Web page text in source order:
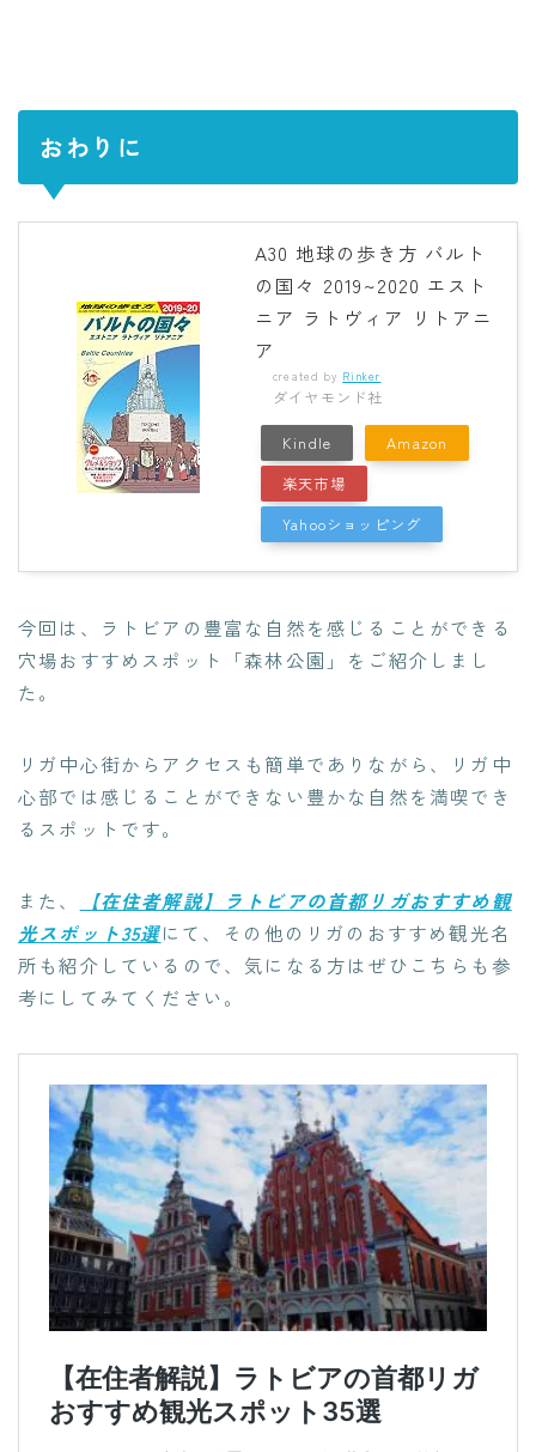
おわりに
A30 地球の歩き方 バルト
の国々 2019~2020 エスト
ニア ラトヴィア リトアニ
ア
created by Rinker
ダイヤモンド社
Kindle
Amazon
楽天市場
Yahooショッピング
今回は、ラトビアの豊富な自然を感じることができる
穴場おすすめスポット「森林公園」をご紹介しまし
た。
リガ中心街からアクセスも簡単でありながら、リガ中
心部では感じることができない豊かな自然を満喫でき
るスポットです。
また、
【在住者解説】ラトビアの首都リガおすすめ観
光スポット35選にて、その他のリガのおすすめ観光名
所も紹介しているので、気になる方はぜひこちらも参
考にしてみてください。